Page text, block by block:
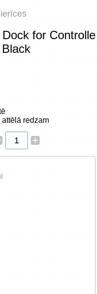
for Controlle
redzam
+